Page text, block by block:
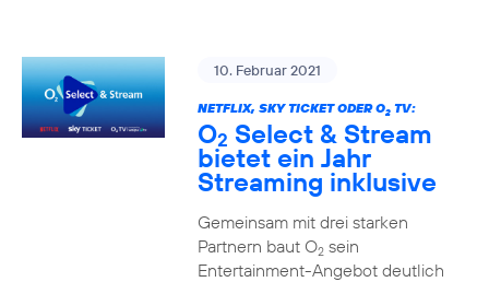
10. Februar 2021
NETFLIX, SKY TICKET ODER O2TV:
O2 Select & Stream
bietet ein Jahr
Streaming inklusive
Gemeinsam mit drei starken
Partnern baut O2sein
Entertainment-Angebot deutlich